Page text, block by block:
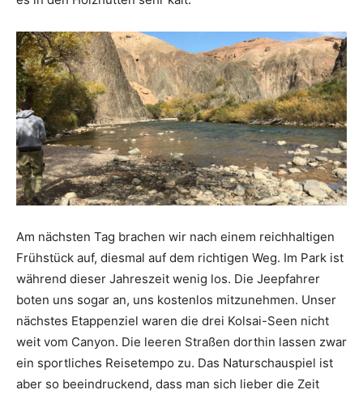
Am nächsten Tag brachen wir nach einem reichhaltigen
Frühstück auf, diesmal auf dem richtigen Weg. Im Park ist
während dieser Jahreszeit wenig los. Die Jeepfahrer
boten uns sogar an, uns kostenlos mitzunehmen. Unser
nächstes Etappenziel waren die drei Kolsai-Seen nicht
weit vom Canyon. Die leeren Straßen dorthin lassen zwar
ein sportliches Reisetempo zu. Das Naturschauspiel ist
aber so beeindruckend, dass man sich lieber die Zeit